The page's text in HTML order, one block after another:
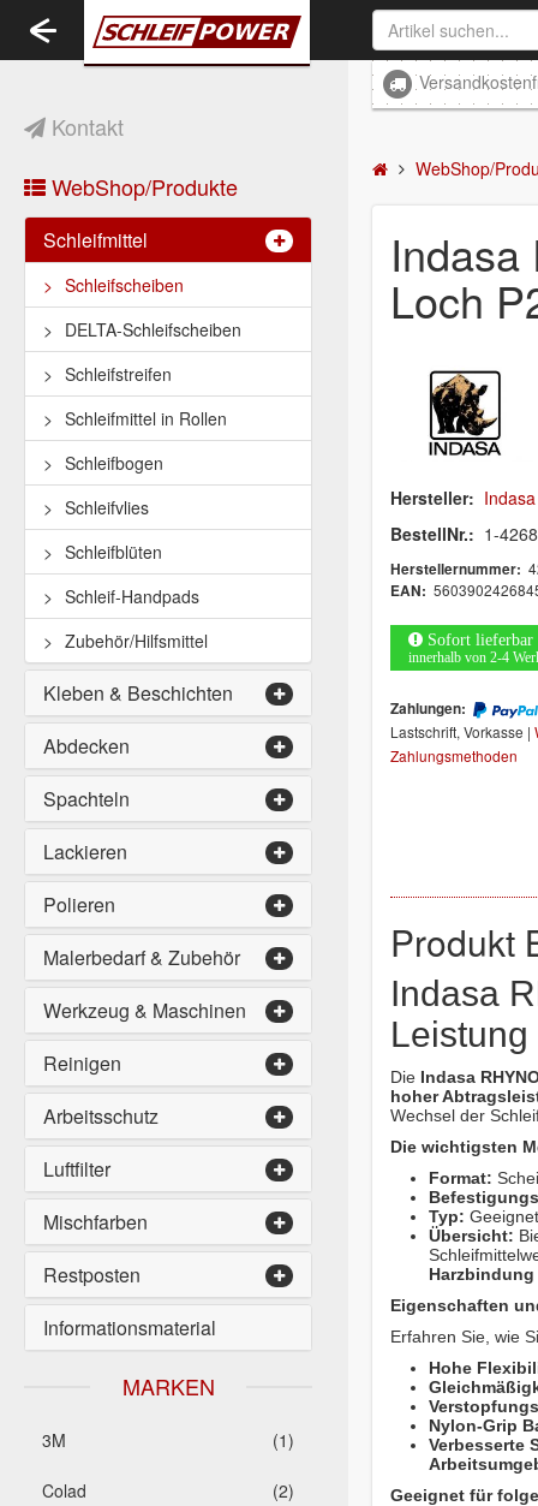
Kontakt
WebShop/Produkte
Schleifmittel
Schleifscheiben
DELTA-Schleifscheiben
Schleifstreifen
Schleifmittel in Rollen
Schleifbogen
Schleifvlies
Schleifblüten
Schleif-Handpads
Zubehör/Hilfsmittel
Kleben & Beschichten
Abdecken
Spachteln
Lackieren
Polieren
Malerbedarf & Zubehör
Werkzeug & Maschinen
Reinigen
Arbeitsschutz
Luftfilter
Mischfarben
Restposten
Informationsmaterial
MARKEN
(1)
3M
(2)
Colad
Toggle
navigation
WebShop/
Loch
Hersteller: Indasa
BestellNr.: 1-
Herstellernummer:
EAN:
Sofort lieferbar
innerhalb von 2-4
Zahlungen:
Lastschrift, Vorkasse |
Zahlungsmethoden
Produkt
Indasa
Die Indasa
hoher
Wechsel der
Die wichtigsten
Format:
Typ:
Übersicht:
Harzbindung
Eigenschaften
Erfahren Sie, wie
Hohe
Nylon-Grip
Verbesserte
Geeignet für